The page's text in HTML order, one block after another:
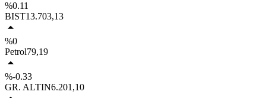
%0.11
BIST13.703,13
%0
Petrol79,19
%-0.33
GR. ALTIN6.201,10